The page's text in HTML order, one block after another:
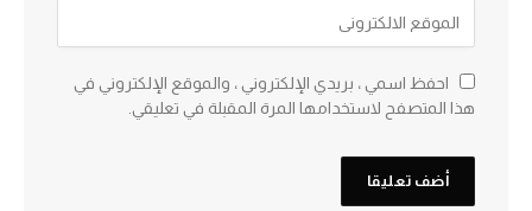
احفظ اسمي ، بريدي الإلكتروني ، والموقع الإلكتروني في
هذا المتصفح لاستخدامها المرة المقبلة في تعليقي.